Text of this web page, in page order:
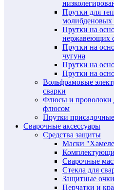
Прутки для
молибденовых
Прутки на
нержавеющих
Прутки на
чугуна
Прутки на
Прутки на
Вольфрамовые
сварки
Флюсы и проволоки
флюсом
Прутки
Сварочные аксессуары
Средства защиты
Маски
Сварочные
Стекла для
Защитные очки
Перчатки и